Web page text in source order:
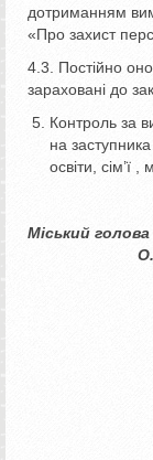
дотриманням
«Про захист
4.3. Постійно
зараховані до
Контроль за
на
освіти, сім’ї